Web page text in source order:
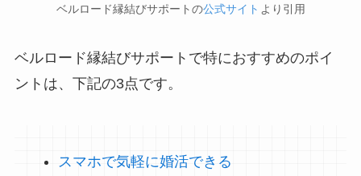
ベルロード縁結びサポートの公式サイト より引用
ベルロード縁結びサポートで特におすすめのポイ
ントは、下記の3点です。
スマホで気軽に婚活できる